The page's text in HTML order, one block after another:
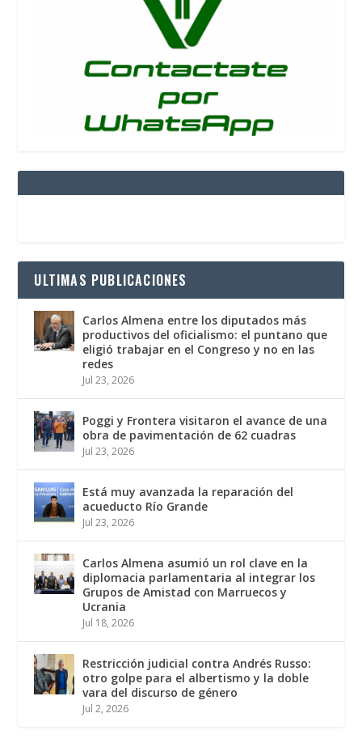
ULTIMAS PUBLICACIONES
Carlos Almena entre los diputados más
productivos del oficialismo: el puntano que
eligió trabajar en el Congreso y no en las
redes
Jul 23, 2026
Poggi y Frontera visitaron el avance de una
obra de pavimentación de 62 cuadras
Jul 23, 2026
Está muy avanzada la reparación del
acueducto Río Grande
Jul 23, 2026
Carlos Almena asumió un rol clave en la
diplomacia parlamentaria al integrar los
Grupos de Amistad con Marruecos y
Ucrania
Jul 18, 2026
Restricción judicial contra Andrés Russo:
otro golpe para el albertismo y la doble
vara del discurso de género
Jul 2, 2026